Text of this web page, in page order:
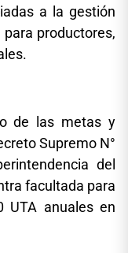
a la gestión
productores,
de las metas y
Supremo N°
del
facultada para
UTA anuales en